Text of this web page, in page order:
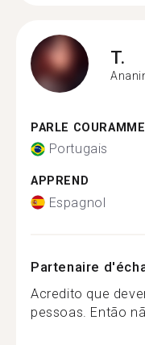
T.
PARLE
Portugais
APPREND
Espagnol
Partenaire
Acredito que
pessoas. Então